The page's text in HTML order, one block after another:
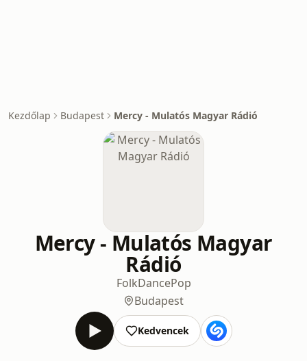
Kezdőlap Budapest Mercy - Mulatós Magyar Rádió
Mercy - Mulatós Magyar
Rádió
FolkDancePop
Budapest
Kedvencek